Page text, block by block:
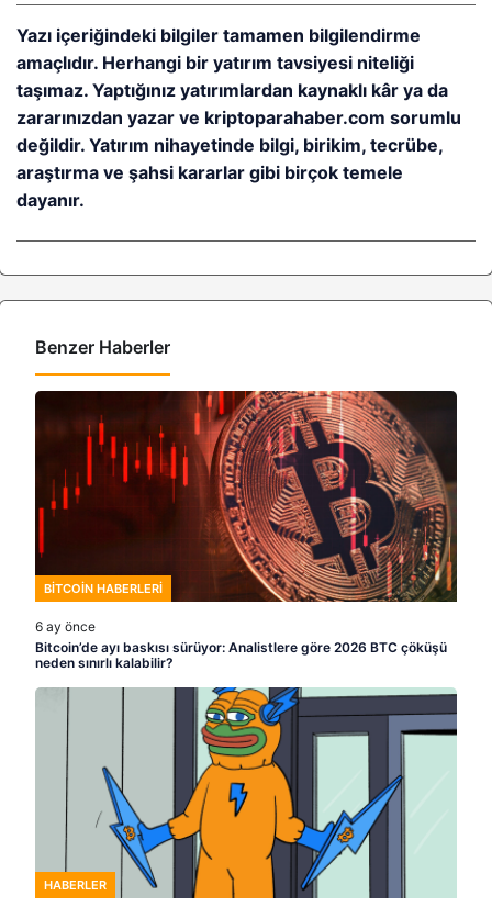
Yazı içeriğindeki bilgiler tamamen bilgilendirme
amaçlıdır. Herhangi bir yatırım tavsiyesi niteliği
taşımaz. Yaptığınız yatırımlardan kaynaklı kâr ya da
zararınızdan yazar ve kriptoparahaber.com sorumlu
değildir. Yatırım nihayetinde bilgi, birikim, tecrübe,
araştırma ve şahsi kararlar gibi birçok temele
dayanır.
Benzer Haberler
BITCOIN HABERLERI
6 ay önce
Bitcoin’de ayı baskısı sürüyor: Analistlere göre 2026 BTC çöküşü
neden sınırlı kalabilir?
HABERLER